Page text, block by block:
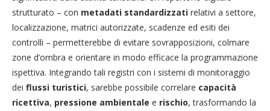
strutturato – con metadati standardizzati relativi a settore,
localizzazione, matrici autorizzate, scadenze ed esiti dei
controlli – permetterebbe di evitare sovrapposizioni, colmare
zone d’ombra e orientare in modo efficace la programmazione
ispettiva. Integrando tali registri con i sistemi di monitoraggio
dei flussi turistici, sarebbe possibile correlare capacità
ricettiva, pressione ambientale e rischio, trasformando la